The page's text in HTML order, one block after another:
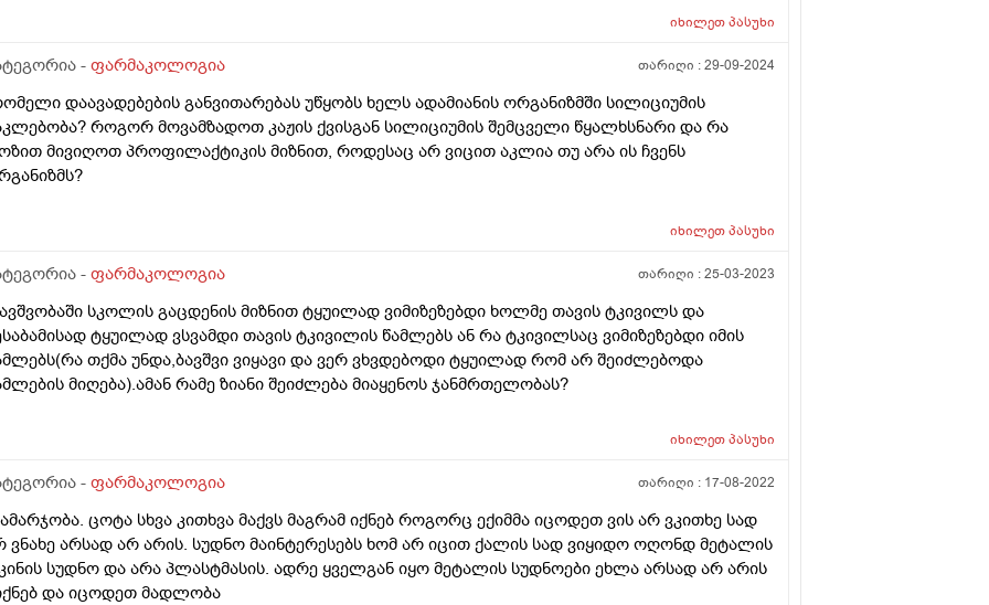
იხილეთპასუხი
- ფარმაკოლოგია თარიღი :29-09-2024
დაავადებების განვითარებას უწყობს ხელს ადამიანის ორგანიზმში სილიციუმის
როგორ მოვამზადოთ კაჟის ქვისგან სილიციუმის შემცველი წყალხსნარი და რა
მივიღოთ პროფილაქტიკის მიზნით, როდესაც არ ვიცით აკლია თუ არა ის ჩვენს
იხილეთპასუხი
- ფარმაკოლოგია თარიღი :25-03-2023
სკოლის გაცდენის მიზნით ტყუილად ვიმიზეზებდი ხოლმე თავის ტკივილს და
ტყუილად ვსვამდი თავის ტკივილის წამლებს ან რა ტკივილსაც ვიმიზეზებდი იმის
თქმა უნდა,ბავშვი ვიყავი და ვერ ვხვდებოდი ტყუილად რომ არ შეიძლებოდა
მიღება).ამან რამე ზიანი შეიძლება მიაყენოს ჯანმრთელობას?
იხილეთპასუხი
- ფარმაკოლოგია თარიღი : 17-08-2022
ცოტა სხვა კითხვა მაქვს მაგრამ იქნებ როგორც ექიმმა იცოდეთ ვის არ ვკითხე სად
ვნახე არსად არ არის. სუდნო მაინტერესებს ხომ არ იცით ქალის სად ვიყიდო ოღონდ მეტალის
სუდნო და არა პლასტმასის. ადრე ყველგან იყო მეტალის სუდნოები ეხლა არსად არ არის
და იცოდეთ მადლობა